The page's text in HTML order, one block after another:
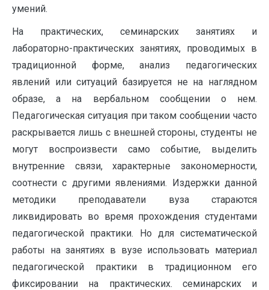
умений.
На практических, семинарских занятиях и
лабораторно-практических занятиях, проводимых в
традиционной форме, анализ педагогических
явлений или ситуаций базируется не на наглядном
образе, а на вербальном сообщении о нем.
Педагогическая ситуация при таком сообщении часто
раскрывается лишь с внешней стороны, студенты не
могут воспроизвести само событие, выделить
внутренние связи, характерные закономерности,
соотнести с другими явлениями. Издержки данной
методики преподаватели вуза стараются
ликвидировать во время прохождения студентами
педагогической практики. Но для систематической
работы на занятиях в вузе использовать материал
педагогической практики в традиционном его
фиксировании на практических. семинарских и